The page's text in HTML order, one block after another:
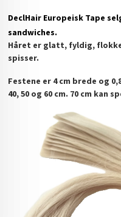
DeclHair Europeisk Tape
sandwiches.
Håret er glatt, fyldig,
spisser.
Festene er 4 cm brede og
40, 50 og 60 cm. 70 cm kan